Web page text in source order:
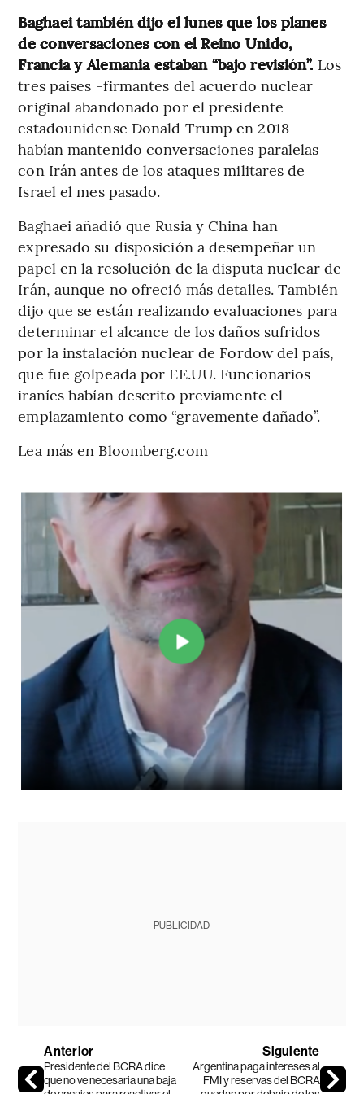
Baghaei también dijo el lunes que los planes
de conversaciones con el Reino Unido,
Francia y Alemania estaban “bajo revisión”. Los
tres países -firmantes del acuerdo nuclear
original abandonado por el presidente
estadounidense Donald Trump en 2018-
habían mantenido conversaciones paralelas
con Irán antes de los ataques militares de
Israel el mes pasado.
Baghaei añadió que Rusia y China han
expresado su disposición a desempeñar un
papel en la resolución de la disputa nuclear de
Irán, aunque no ofreció más detalles. También
dijo que se están realizando evaluaciones para
determinar el alcance de los daños sufridos
por la instalación nuclear de Fordow del país,
que fue golpeada por EE.UU. Funcionarios
iraníes habían descrito previamente el
emplazamiento como “gravemente dañado”.
Lea más en Bloomberg.com
PUBLICIDAD
Anterior
Presidente del BCRA dice
que no ve necesaria una baja
Siguiente
Argentina paga intereses al
FMI y reservas del BCRA